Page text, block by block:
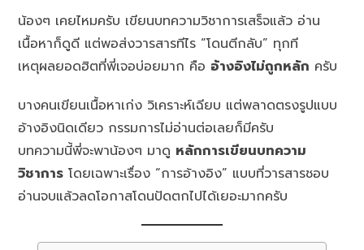
น้องๆ เคยไหมครับ เขียนบทความวิชาการเสร็จแล้ว อ่าน
เนื้อหาก็ดูดี แต่พอส่งวารสารทีไร “โดนตีกลับ” ทุกที
เหตุผลยอดฮิตที่พี่เจอบ่อยมาก คือ อ้างอิงไม่ถูกหลัก ครับ
บางคนเขียนเนื้อหาเก่ง วิเคราะห์เฉียบ แต่พลาดตรงรูปแบบ
อ้างอิงนิดเดียว กรรมการไม่อ่านต่อเลยก็มีครับ
บทความนี้พี่จะพาน้องๆ มาดู หลักการเขียนบทความ
วิชาการ โดยเฉพาะเรื่อง “การอ้างอิง” แบบที่วารสารชอบ
อ่านจบแล้วลดโอกาสโดนปัดตกไปได้เยอะมากครับ